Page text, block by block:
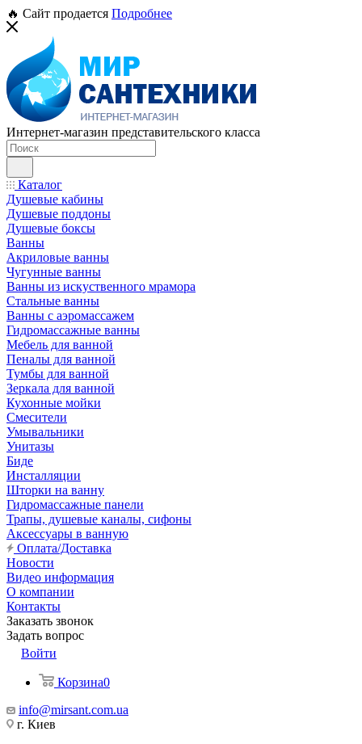
🔥 Сайт продается Подробнее
Интернет-магазин представительского класса
Каталог
Душевые кабины
Душевые поддоны
Душевые боксы
Ванны
Акриловые ванны
Чугунные ванны
Ванны из искуственного мрамора
Стальные ванны
Ванны с аэромассажем
Гидромассажные ванны
Мебель для ванной
Пеналы для ванной
Тумбы для ванной
Зеркала для ванной
Кухонные мойки
Смесители
Умывальники
Унитазы
Биде
Инсталляции
Шторки на ванну
Гидромассажные панели
Трапы, душевые каналы, сифоны
Аксессуары в ванную
Оплата/Доставка
Новости
Видео информация
О компании
Контакты
Заказать звонок
Задать вопрос
Войти
Корзина0
info@mirsant.com.ua
г. Киев